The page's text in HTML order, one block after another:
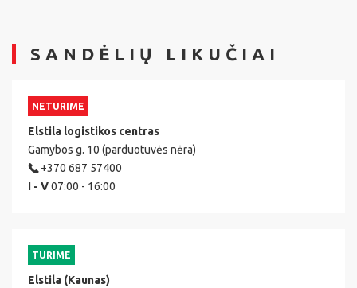
SANDĖLIŲ LIKUČIAI
NETURIME
Elstila logistikos centras
Gamybos g. 10 (parduotuvės nėra)
+370 687 57400
I - V07:00 - 16:00
TURIME
Elstila (Kaunas)